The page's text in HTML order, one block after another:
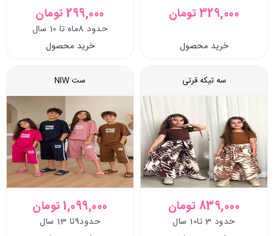
329,000 تومان
خرید محصول
299,000 تومان
حدود 8ماه تا 10 سال
خرید محصول
سه تیکه قرتی
839,000 تومان
حدود 3 تا10 سال
ست NIW
1,099,000 تومان
حدود9تا 13 سال